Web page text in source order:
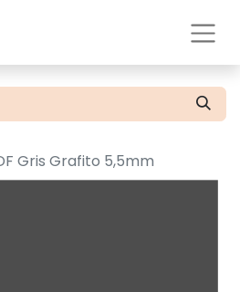
Gris Grafito 5,5mm